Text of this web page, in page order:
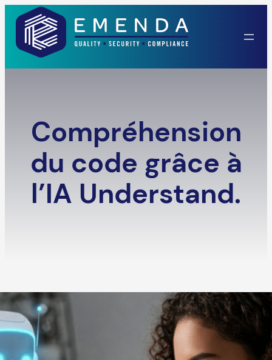
Skip
content
Compréhension
du code grâce à
l’IA Understand.